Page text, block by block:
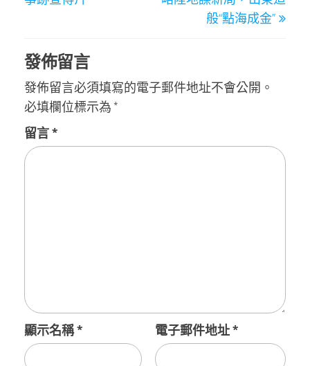
般“點海成金”
發佈留言
發佈留言必須填寫的電子郵件地址不會公開。
必填欄位標示為 *
留言*
顯示名稱* 電子郵件地址*